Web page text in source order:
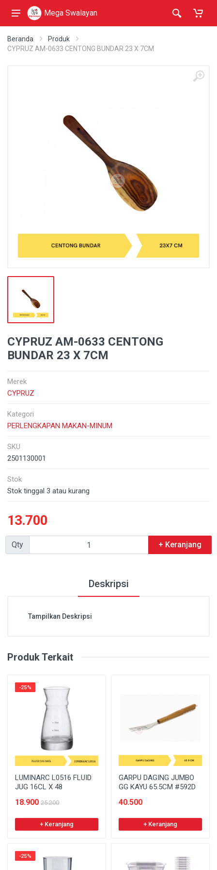
Mega Swalayan
Beranda
Produk
CYPRUZ AM-0633 CENTONG BUNDAR 23 X 7CM
CYPRUZ AM-0633 CENTONG
BUNDAR 23 X 7CM
Merek
CYPRUZ
Kategori
PERLENGKAPAN MAKAN-MINUM
SKU
2501130001
Stok
Stok tinggal 3 atau kurang
13.700
Qty + Keranjang
Deskripsi
Tampilkan Deskripsi
Produk Terkait
-25%
LUMINARC L0516 FLUID
JUG 16CL X 48
18.900 25.200
+ Keranjang
GARPU DAGING JUMBO
GG KAYU 65.5CM #592D
40.500
+ Keranjang
-25%